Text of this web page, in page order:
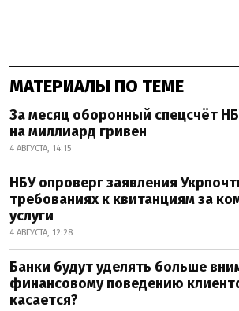
МАТЕРИАЛЫ ПО ТЕМЕ
За месяц оборонный спецсчёт
на миллиард гривен
4 АВГУСТА, 14:15
НБУ опроверг заявления
требованиях к квитанциям за
услуги
4 АВГУСТА, 12:28
Банки будут уделять больше
финансовому поведению
касается?